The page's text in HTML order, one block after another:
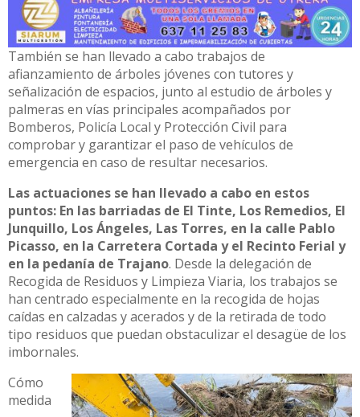
También se han llevado a cabo trabajos de
afianzamiento de árboles jóvenes con tutores y
señalización de espacios, junto al estudio de árboles y
palmeras en vías principales acompañados por
Bomberos, Policía Local y Protección Civil para
comprobar y garantizar el paso de vehículos de
emergencia en caso de resultar necesarios.
Las actuaciones se han llevado a cabo en estos
puntos: En las barriadas de El Tinte, Los Remedios, El
Junquillo, Los Ángeles, Las Torres, en la calle Pablo
Picasso, en la Carretera Cortada y el Recinto Ferial y
en la pedanía de Trajano. Desde la delegación de
Recogida de Residuos y Limpieza Viaria, los trabajos se
han centrado especialmente en la recogida de hojas
caídas en calzadas y acerados y de la retirada de todo
tipo residuos que puedan obstaculizar el desagüe de los
imbornales.
Cómo
medida